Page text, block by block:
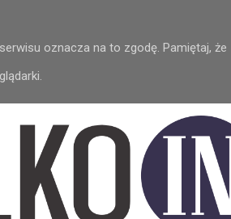
oznacza na to zgodę. Pamiętaj, że